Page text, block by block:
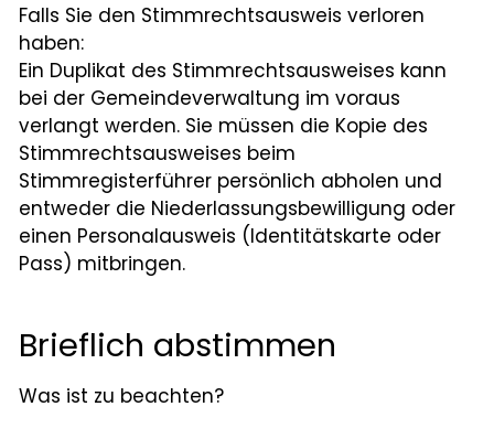
Startseite
Aktuelles
Online-Schalter
Kontakt
Login
Falls Sie den Stimmrechtsausweis verloren
haben:
Ein Duplikat des Stimmrechtsausweises kann
bei der Gemeindeverwaltung im voraus
verlangt werden. Sie müssen die Kopie des
Stimmrechtsausweises beim
Stimmregisterführer persönlich abholen und
entweder die Niederlassungsbewilligung oder
einen Personalausweis (Identitätskarte oder
Pass) mitbringen.
Brieflich abstimmen
Was ist zu beachten?